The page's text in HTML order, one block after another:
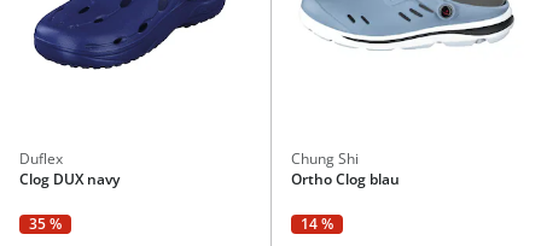
Duflex
Clog DUX navy
35 %
Chung Shi
Ortho Clog blau
14 %